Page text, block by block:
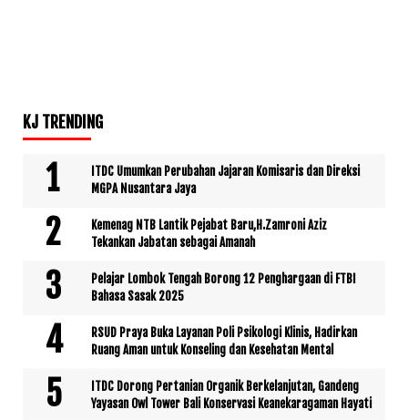
KJ TRENDING
ITDC Umumkan Perubahan Jajaran Komisaris dan Direksi
MGPA Nusantara Jaya
Kemenag NTB Lantik Pejabat Baru,H.Zamroni Aziz
Tekankan Jabatan sebagai Amanah
Pelajar Lombok Tengah Borong 12 Penghargaan di FTBI
Bahasa Sasak 2025
RSUD Praya Buka Layanan Poli Psikologi Klinis, Hadirkan
Ruang Aman untuk Konseling dan Kesehatan Mental
ITDC Dorong Pertanian Organik Berkelanjutan, Gandeng
Yayasan Owl Tower Bali Konservasi Keanekaragaman Hayati